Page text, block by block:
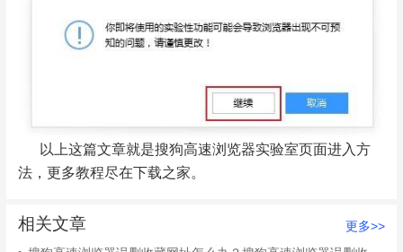
以上这篇文章就是搜狗高速浏览器实验室页面进入方
法，更多教程尽在下载之家。
相关文章 更多>>